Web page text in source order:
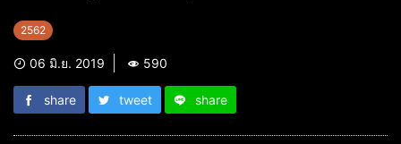
2562
06 มิ.ย. 2019 590
share tweet share